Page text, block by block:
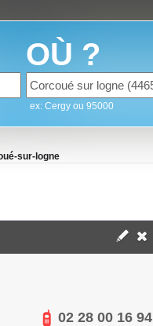
OÙ ?
ex: Cergy ou 95000
sur-logne
02 28 00 16 94